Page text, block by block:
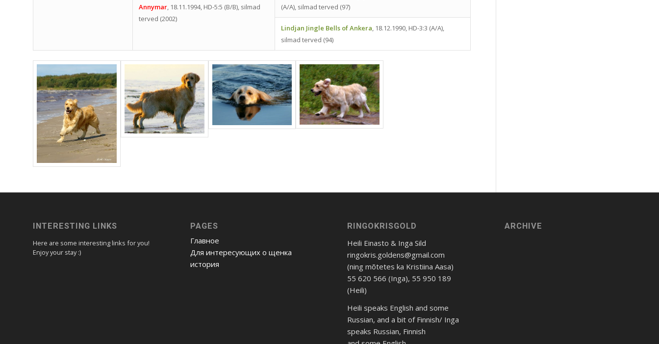
Annymar, 18.11.1994, HD-5:5 (B/B), silmad
terved (2002)
(A/A), silmad terved (97)
Lindjan Jingle Bells of Ankera, 18.12.1990, HD-3:3 (A/A),
silmad terved (94)
INTERESTING LINKS
Here are some interesting links for you!
Enjoy your stay :)
PAGES
Главное
Для интересующих о щенка
история
RINGOKRISGOLD
Heili Einasto & Inga Sild
ringokris.goldens@gmail.com
(ning mõtetes ka Kristiina Aasa)
55 620 566 (Inga), 55 950 189
(Heili)
Heili speaks English and some
Russian, and a bit of Finnish/ Inga
speaks Russian, Finnish
ARCHIVE